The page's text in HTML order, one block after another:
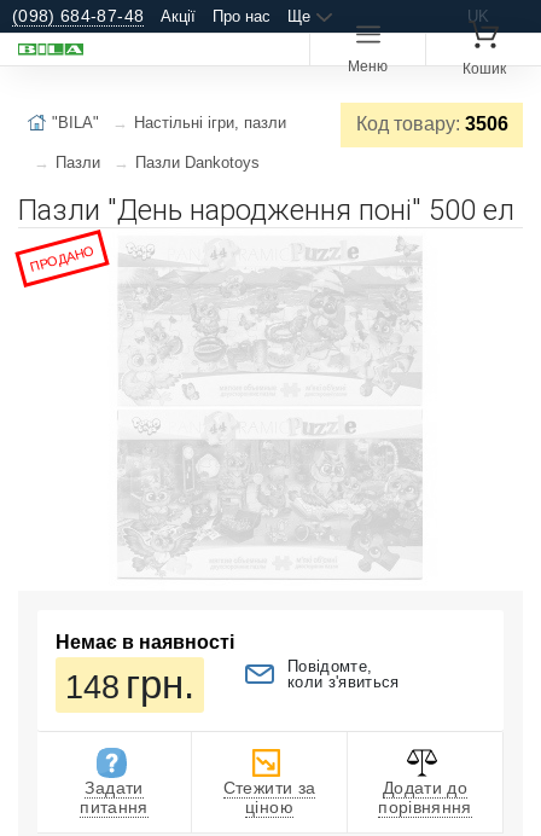
(098) 684-87-48 Акції Про нас Ще UK
Меню Кошик
Код товару: 3506
"BILA" Настільні ігри, пазли
Пазли Пазли Dankotoys
Пазли "День народження поні" 500 ел
ПРОДАНО
Немає в наявності
148 грн.
Повідомте,
коли з'явиться
Задати
питання
Стежити за
ціною
Додати до
порівняння